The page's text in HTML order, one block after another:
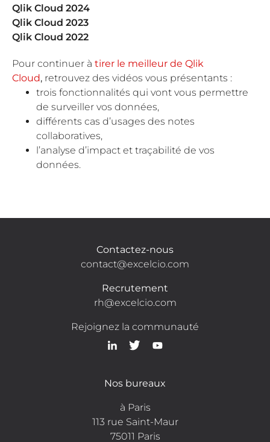
Qlik Cloud 2024
Qlik Cloud 2023
Qlik Cloud 2022
Pour continuer à tirer le meilleur de Qlik
Cloud, retrouvez des vidéos vous présentants :
trois fonctionnalités qui vont vous permettre
de surveiller vos données,
différents cas d’usages des notes
collaboratives,
l’analyse d’impact et traçabilité de vos
données.
Contactez-nous
contact@excelcio.com
Recrutement
rh@excelcio.com
Rejoignez la communauté
Nos bureaux
à Paris
113 rue Saint-Maur
75011 Paris